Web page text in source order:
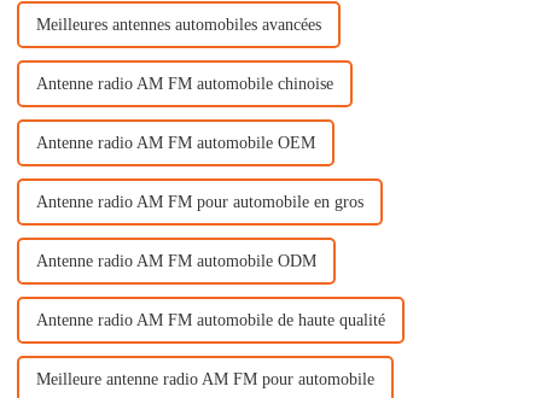
Meilleures antennes automobiles avancées
Antenne radio AM FM automobile chinoise
Antenne radio AM FM automobile OEM
Antenne radio AM FM pour automobile en gros
Antenne radio AM FM automobile ODM
Antenne radio AM FM automobile de haute qualité
Meilleure antenne radio AM FM pour automobile